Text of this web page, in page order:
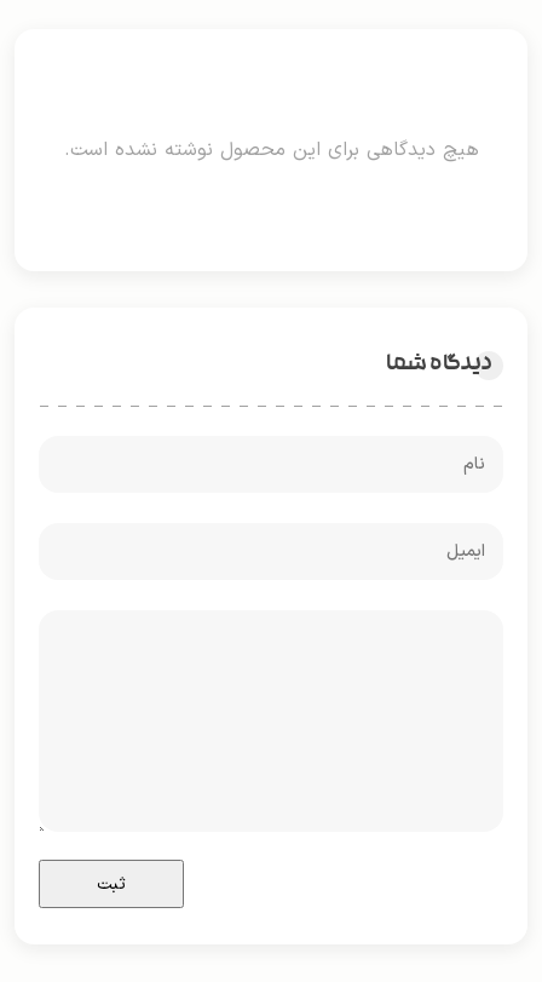
هیچ دیدگاهی برای این محصول نوشته نشده است.
دیدگاه شما